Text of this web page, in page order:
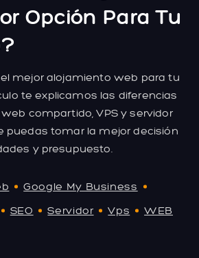
Opción Para Tu
mejor alojamiento web para tu
te explicamos las diferencias
compartido, VPS y servidor
puedas tomar la mejor decisión
y presupuesto.
Google My Business
SEO Servidor Vps WEB